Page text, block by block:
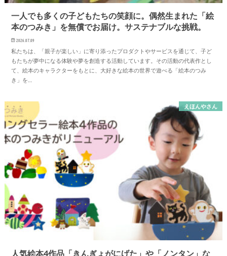
一人でも多くの子どもたちの笑顔に。偶然生まれた「絵
本のつみき」を無償でお届け。サステナブルな挑戦。
2026.07.09
私たちは、「親子が楽しい」に寄り添ったプロダクトやサービスを通じて、子ど
もたちが夢中になる体験や夢を創造する活動しています。その活動の代表作とし
て、絵本のキャラクターをもとに、大好きな絵本の世界で遊べる「絵本のつみ
き」を…
えほんやさん
人気絵本4作品「きんぎょがにげた」や「ノンタン」な